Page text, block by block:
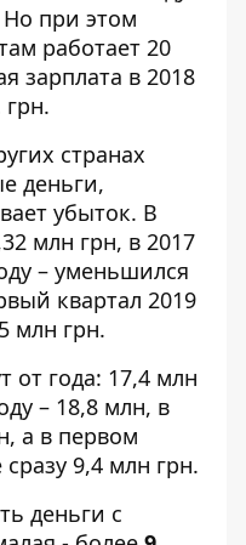
Но при этом
работает 20
зарплата в 2018
грн.
странах
деньги,
убыток. В
млн грн, в 2017
– уменьшился
квартал 2019
млн грн.
от года: 17,4 млн
– 18,8 млн, в
а в первом
сразу 9,4 млн грн.
деньги с